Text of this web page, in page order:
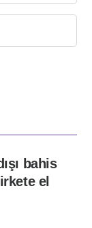
bahis
el